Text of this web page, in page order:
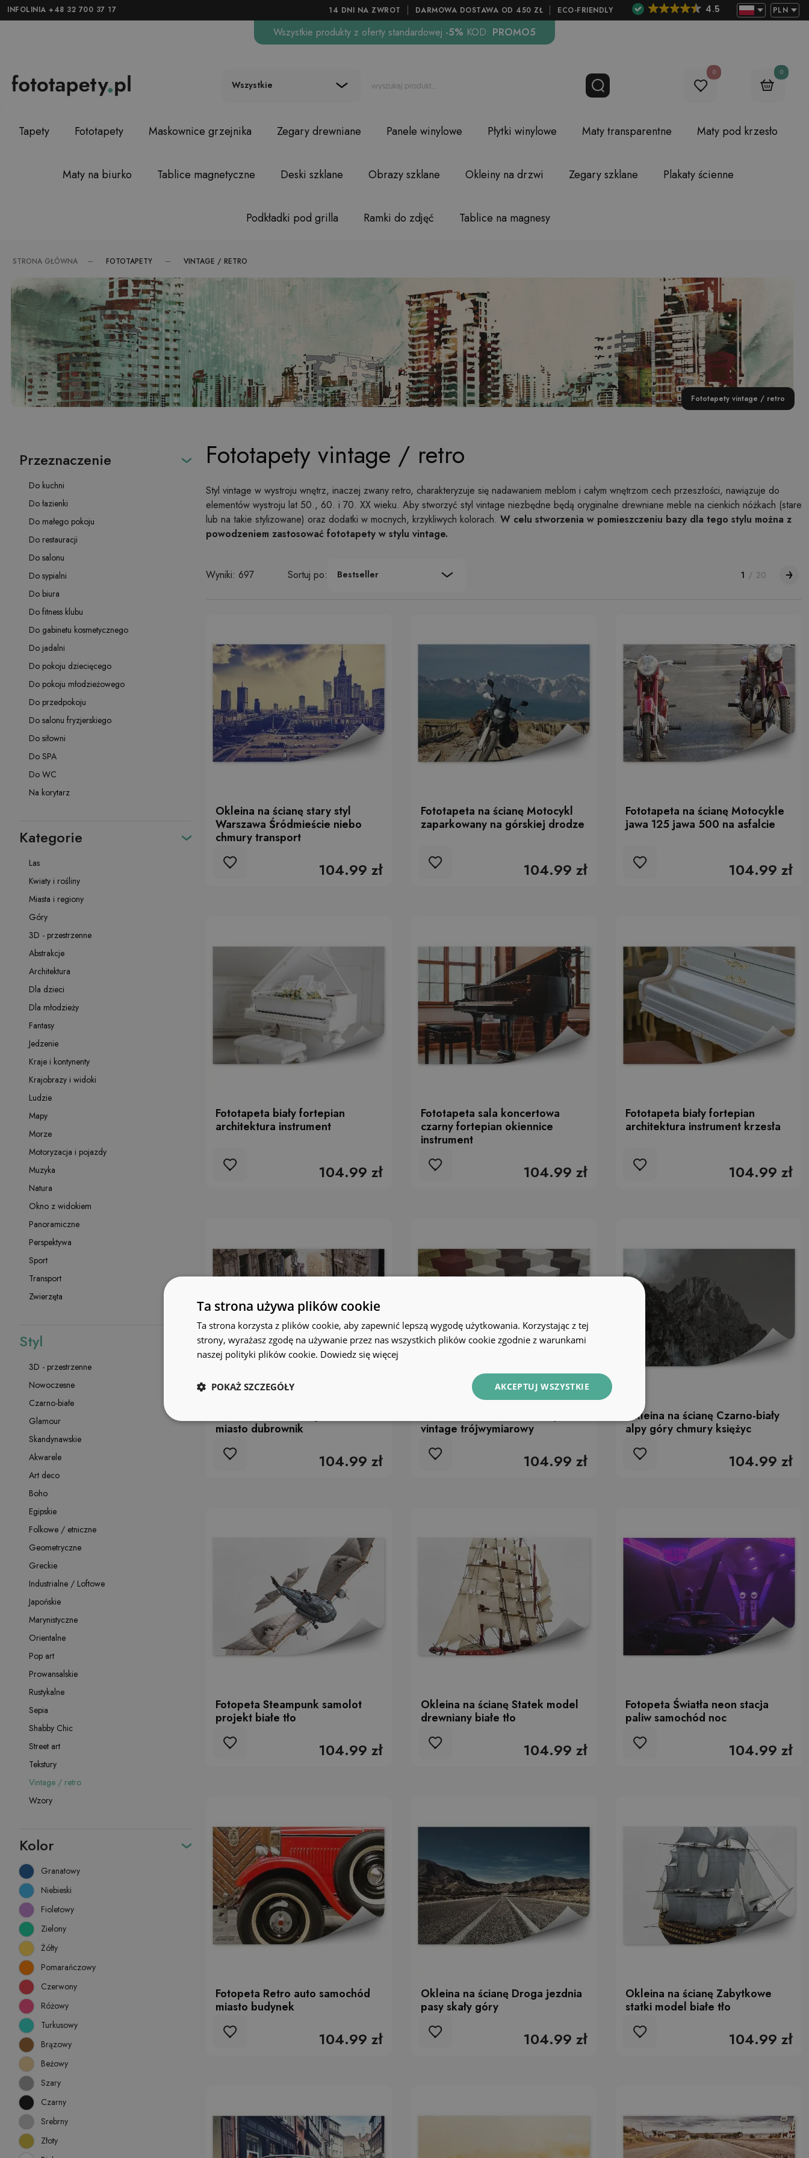
INFOLINIA +48 32 700 37 17 14 DNI NA ZWROT DARMOWA DOSTAWA OD 450 ZŁ ECO-FRIENDLY 4.5 PLN
Wszystkie produkty z oferty standardowej -5% KOD: PROMO5
Wszystkie
0 0
Tapety Fototapety Maskownice grzejnika Zegary drewniane Panele winylowe Płytki winylowe Maty transparentne Maty pod krzesło
Maty na biurko Tablice magnetyczne Deski szklane Obrazy szklane Okleiny na drzwi Zegary szklane Plakaty ścienne
Podkładki pod grilla Ramki do zdjęć Tablice na magnesy
STRONA GŁÓWNA FOTOTAPETY VINTAGE / RETRO
Fototapety vintage / retro
Przeznaczenie
Do kuchni
Do łazienki
Do małego pokoju
Do restauracji
Do salonu
Do sypialni
Do biura
Do fitness klubu
Do gabinetu kosmetycznego
Do jadalni
Do pokoju dziecięcego
Do pokoju młodzieżowego
Do przedpokoju
Do salonu fryzjerskiego
Do siłowni
Do SPA
Do WC
Na korytarz
Kategorie
Las
Kwiaty i rośliny
Miasta i regiony
Góry
3D - przestrzenne
Abstrakcje
Architektura
Dla dzieci
Dla młodzieży
Fantasy
Jedzenie
Kraje i kontynenty
Krajobrazy i widoki
Ludzie
Mapy
Morze
Motoryzacja i pojazdy
Muzyka
Natura
Okno z widokiem
Panoramiczne
Perspektywa
Sport
Transport
Zwierzęta
Styl
3D - przestrzenne
Nowoczesne
Czarno-białe
Glamour
Skandynawskie
Akwarele
Art deco
Boho
Egipskie
Folkowe / etniczne
Geometryczne
Greckie
Industrialne / Loftowe
Japońskie
Marynistyczne
Orientalne
Pop art
Prowansalskie
Rustykalne
Sepia
Shabby Chic
Street art
Tekstury
Vintage / retro
Wzory
Kolor
Granatowy
Niebieski
Fioletowy
Zielony
Żółty
Pomarańczowy
Czerwony
Różowy
Turkusowy
Brązowy
Beżowy
Szary
Czarny
Srebrny
Złoty
Fototapety vintage / retro
Styl vintage w wystroju wnętrz, inaczej zwany retro, charakteryzuje się nadawaniem meblom i całym wnętrzom cech przeszłości, nawiązuje do
elementów wystroju lat 50., 60. i 70. XX wieku. Aby stworzyć styl vintage niezbędne będą oryginalne drewniane meble na cienkich nóżkach (stare
lub na takie stylizowane) oraz dodatki w mocnych, krzykliwych kolorach. W celu stworzenia w pomieszczeniu bazy dla tego stylu można z
powodzeniem zastosować fototapety w stylu vintage.
Wyniki: 697 Sortuj po: Bestseller 1 / 20
Okleina na ścianę stary styl
Warszawa Śródmieście niebo
chmury transport
104.99 zł
Fototapeta na ścianę Motocykl
zaparkowany na górskiej drodze
104.99 zł
Fototapeta na ścianę Motocykle
jawa 125 jawa 500 na asfalcie
104.99 zł
Fototapeta biały fortepian
architektura instrument
104.99 zł
Fototapeta sala koncertowa
czarny fortepian okiennice
instrument
104.99 zł
Fototapeta biały fortepian
architektura instrument krzesła
104.99 zł
miasto dubrownik
104.99 zł
vintage trójwymiarowy
104.99 zł
Okleina na ścianę Czarno-biały
alpy góry chmury księżyc
104.99 zł
Fotopeta Steampunk samolot
projekt białe tło
104.99 zł
Okleina na ścianę Statek model
drewniany białe tło
104.99 zł
Fotopeta Światła neon stacja
paliw samochód noc
104.99 zł
Fotopeta Retro auto samochód
miasto budynek
104.99 zł
Okleina na ścianę Droga jezdnia
pasy skały góry
104.99 zł
Okleina na ścianę Zabytkowe
statki model białe tło
104.99 zł
Ta strona używa plików cookie
Ta strona korzysta z plików cookie, aby zapewnić lepszą wygodę użytkowania. Korzystając z tej
strony, wyrażasz zgodę na używanie przez nas wszystkich plików cookie zgodnie z warunkami
naszej polityki plików cookie. Dowiedz się więcej
AKCEPTUJ WSZYSTKIE
POKAŻ SZCZEGÓŁY